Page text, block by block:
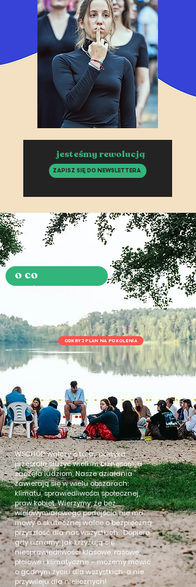
jesteśmy rewolucją
ZAPISZ SIĘ DO NEWSLETTERA
o co
walczymy?
ODKRYJ PLAN NA POKOLENIA
WSCHÓD walczy o to, by polityka
przestała służyć wielkim biznesom, a
zaczęła ludziom. Nasze działania
zawierają się w wielu obszarach:
klimatu, sprawiedliwości społecznej,
praw kobiet. Wierzymy, że bez
wielowymiarowego podejścia nie ma
mowy o skutecznej walce o bezpieczną
przyszłość dla nas wszystkich.  Dopiero
gdy uznamy, jak krzyżują się
niesprawiedliwości klasowe, rasowe,
płciowe i klimatyczne – możemy mówić
o godnym życiu dla wszystkich, a nie
przywileju dla nielicznych!